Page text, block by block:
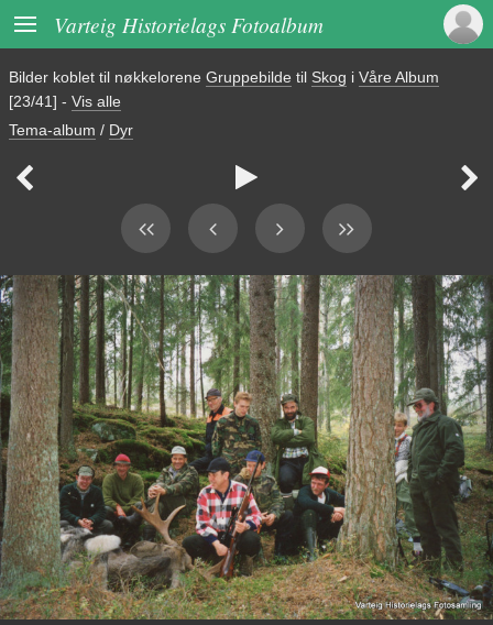
 Varteig Historielags Fotoalbum
Bilder koblet til nøkkelorene Gruppebilde til Skog i Våre Album
[23/41] - Vis alle
Tema-album / Dyr
  